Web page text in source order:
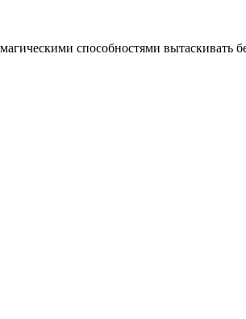
способностями вытаскивать